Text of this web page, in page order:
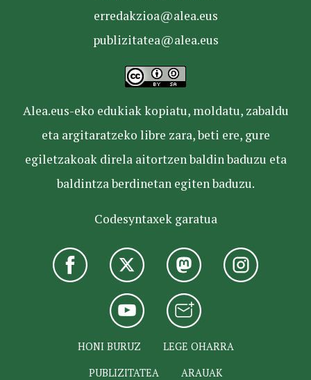
erredakzioa@alea.eus
publizitatea@alea.eus
Alea.eus-eko edukiak kopiatu, moldatu, zabaldu
eta argitaratzeko libre zara, beti ere, gure
egiletzakoak direla aitortzen baldin baduzu eta
baldintza berdinetan egiten baduzu.
Codesyntaxek garatua
HONI BURUZ
LEGE OHARRA
PUBLIZITATEA
ARAUAK